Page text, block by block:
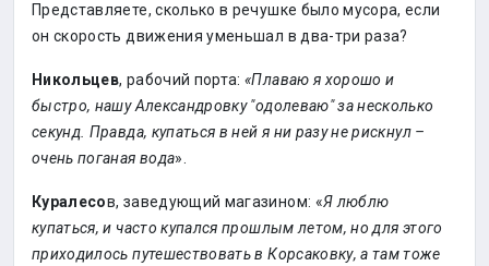
Представляете, сколько в речушке было мусора, если
он скорость движения уменьшал в два-три раза?
Никольцев, рабочий порта:«Плаваю я хорошо и
быстро, нашу Александровку "одолеваю" за несколько
секунд. Правда, купаться в ней я ни разу не рискнул –
очень поганая вода».
Куралесов, заведующий магазином: «Я люблю
купаться, и часто купался прошлым летом, но для этого
приходилось путешествовать в Корсаковку, а там тоже